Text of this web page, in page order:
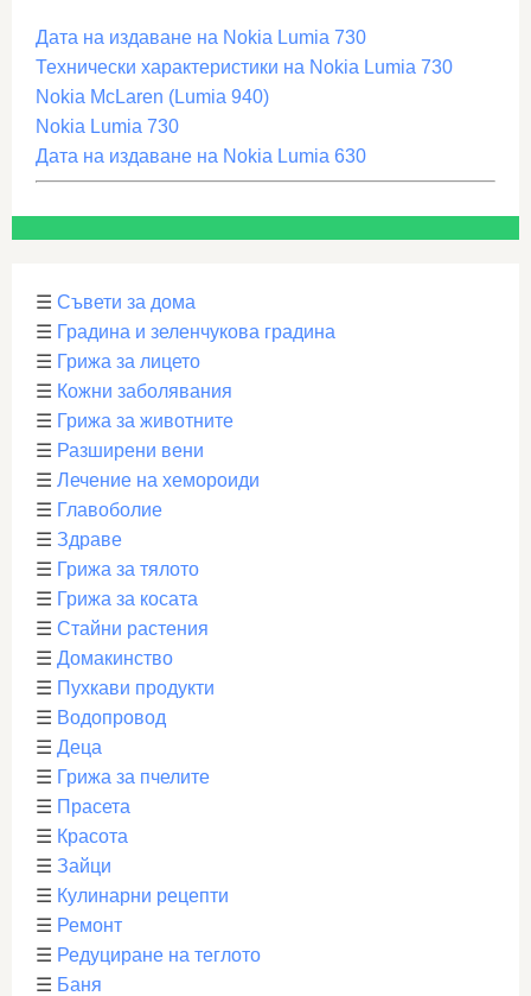
Дата на издаване на Nokia Lumia 730
Технически характеристики на Nokia Lumia 730
Nokia McLaren (Lumia 940)
Nokia Lumia 730
Дата на издаване на Nokia Lumia 630
☰ Съвети за дома
☰ Градина и зеленчукова градина
☰ Грижа за лицето
☰ Кожни заболявания
☰ Грижа за животните
☰ Разширени вени
☰ Лечение на хемороиди
☰ Главоболие
☰ Здраве
☰ Грижа за тялото
☰ Грижа за косата
☰ Стайни растения
☰ Домакинство
☰ Пухкави продукти
☰ Водопровод
☰ Деца
☰ Грижа за пчелите
☰ Прасета
☰ Красота
☰ Зайци
☰ Кулинарни рецепти
☰ Ремонт
☰ Редуциране на теглото
☰ Баня